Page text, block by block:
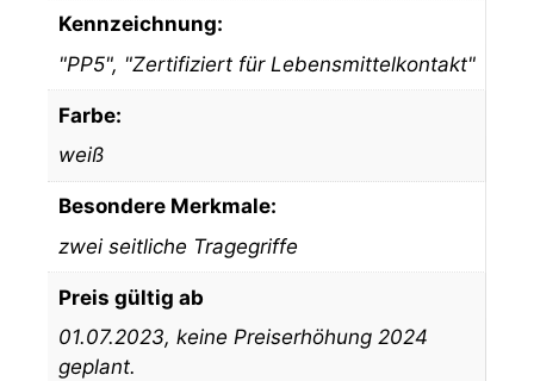
Kennzeichnung:
"PP5", "Zertifiziert für Lebensmittelkontakt"
Farbe:
weiß
Besondere Merkmale:
zwei seitliche Tragegriffe
Preis gültig ab
01.07.2023, keine Preiserhöhung 2024
geplant.